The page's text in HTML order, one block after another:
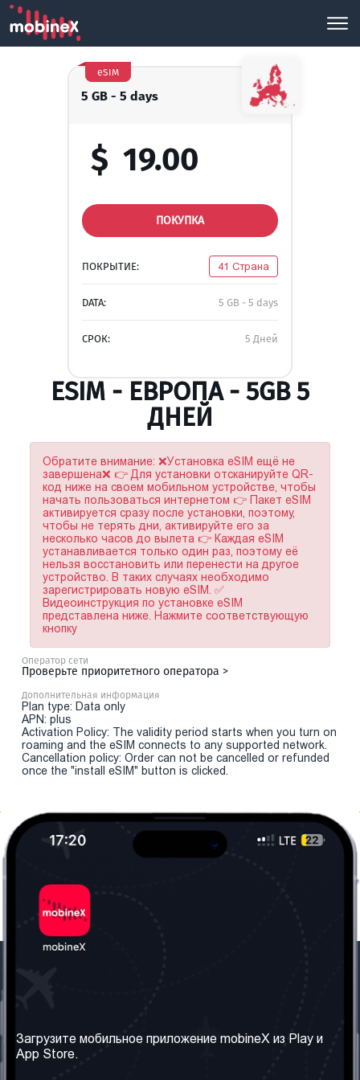
5 GB - 5 days
eSIM
$ 19.00
ПОКУПКА
ПОКРЫТИЕ: 41 Страна
DATA: 5 GB - 5 days
СРОК: 5 Дней
ESIM - ЕВРОПА - 5GB 5
ДНЕЙ
Обратите внимание: ❌Установка eSIM ещё не
завершена❌ 👉 Для установки отсканируйте QR-
код ниже на своем мобильном устройстве, чтобы
начать пользоваться интернетом 👉 Пакет eSIM
активируется сразу после установки, поэтому,
чтобы не терять дни, активируйте его за
несколько часов до вылета 👉 Каждая eSIM
устанавливается только один раз, поэтому её
нельзя восстановить или перенести на другое
устройство. В таких случаях необходимо
зарегистрировать новую eSIM. ✅
Видеоинструкция по установке eSIM
представлена ниже. Нажмите соответствующую
кнопку
Оператор сети
Проверьте приоритетного оператора >
Дополнительная информация
Plan type: Data only
APN: plus
Activation Policy: The validity period starts when you turn on
roaming and the eSIM connects to any supported network.
Cancellation policy: Order can not be cancelled or refunded
once the "install eSIM" button is clicked.
Наши сервисы
Правила и Условия
Загрузите мобильное приложение mobineX из Play и
App Store.